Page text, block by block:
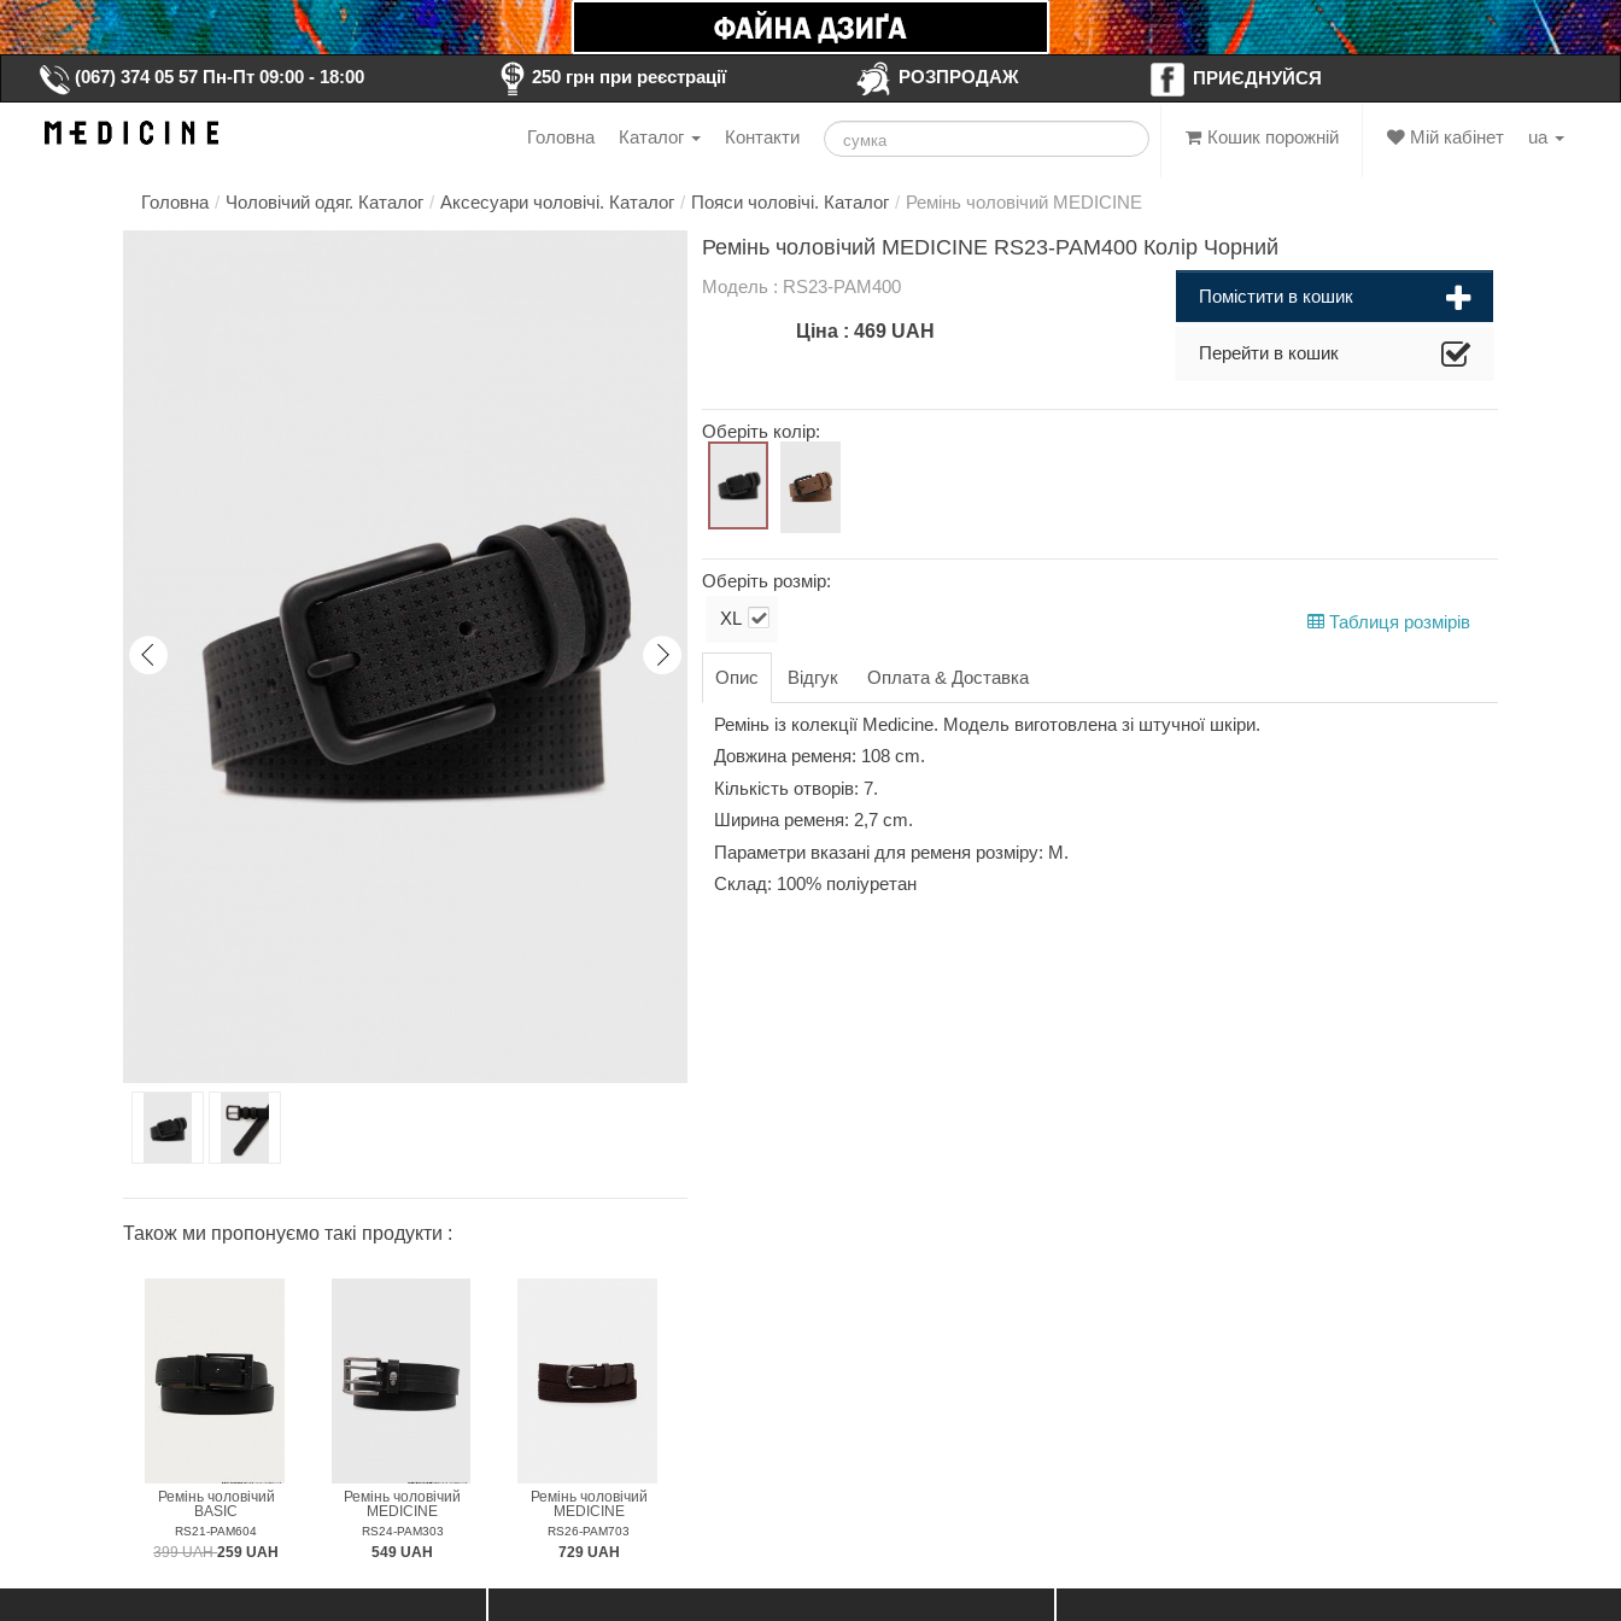
(067) 374 05 57 Пн-Пт 09:00 - 18:00 250 грн при реєстрації РОЗПРОДАЖ ПРИЄДНУЙСЯ
ua
Мій кабінет
Кошик порожній
Головна Каталог Контакти
Головна / Чоловічий одяг. Каталог / Аксесуари чоловічі. Каталог / Пояси чоловічі. Каталог / Ремінь чоловічий MEDICINE
Також ми пропонуємо такі продукти :
Ремінь чоловічий
BASIC
RS21-PAM604
399 UAH259 UAH
Ремінь чоловічий
MEDICINE
RS24-PAM303
549 UAH
Ремінь чоловічий
MEDICINE
RS26-PAM703
729 UAH
Ремінь чоловічий MEDICINE RS23-PAM400 Колір Чорний
Модель : RS23-PAM400
Ціна : 469 UAH
Помістити в кошик
Перейти в кошик
Оберіть колір:
Оберіть розмір:
XL Таблиця розмірів
Опис Відгук Оплата & Доставка
Ремінь із колекції Medicine. Модель виготовлена зі штучної шкіри.
Довжина ременя: 108 cm.
Кількість отворів: 7.
Ширина ременя: 2,7 cm.
Параметри вказані для ременя розміру: M.
Склад: 100% поліуретан